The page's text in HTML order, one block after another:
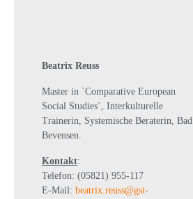
Beatrix Reuss
Master in `Comparative European
Social Studies`, Interkulturelle
Trainerin, Systemische Beraterin, Bad
Bevensen.
Kontakt:
Telefon: (05821) 955-117
E-Mail: beatrix.reuss@gsi-